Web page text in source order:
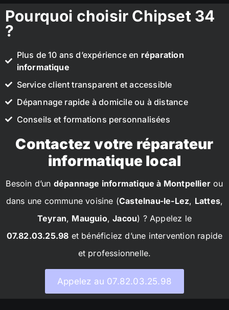
Pourquoi choisir Chipset 34
?
Plus de 10 ans d’expérience en réparation
informatique
Service client transparent et accessible
Dépannage rapide à domicile ou à distance
Conseils et formations personnalisées
Contactez votre réparateur
informatique local
Besoin d’un dépannage informatique à Montpellier ou
dans une commune voisine (Castelnau-le-Lez, Lattes,
Teyran, Mauguio,Jacou) ? Appelez le
07.82.03.25.98 et bénéficiez d’une intervention rapide
et professionnelle.
Appelez au 07.82.03.25.98